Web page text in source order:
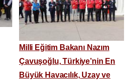
Milli Eğitim Bakanı Nazım
Çavuşoğlu, Türkiye’nin En
Büyük Havacılık, Uzay ve